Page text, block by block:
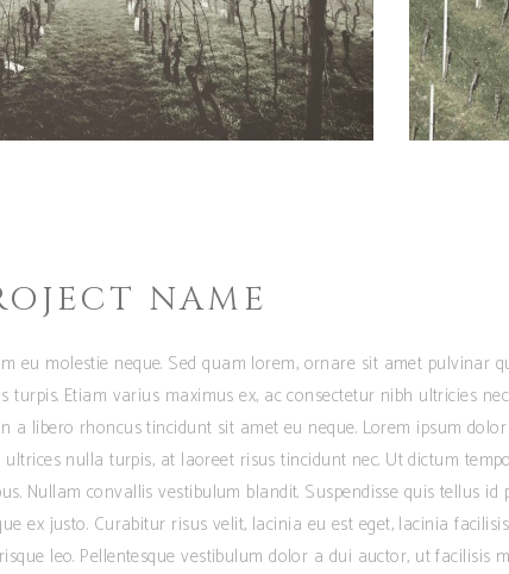
NAME
eu molestie neque. Sed quam lorem, ornare sit amet pulvinar
turpis. Etiam varius maximus ex, ac consectetur nibh ultricies
a libero rhoncus tincidunt sit amet eu neque. Lorem ipsum
ultrices nulla turpis, at laoreet risus tincidunt nec. Ut dictum
Nullam convallis vestibulum blandit. Suspendisse quis tellus
ex justo. Curabitur risus velit, lacinia eu est eget, lacinia
leo. Pellentesque vestibulum dolor a dui auctor, ut facilisis